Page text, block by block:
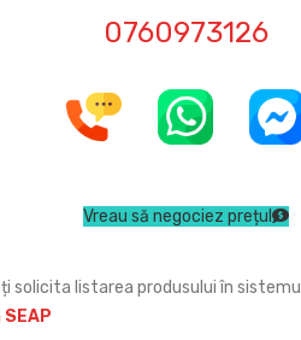
0760973126
Vreau să negociez prețul
solicita listarea produsului în sistemul